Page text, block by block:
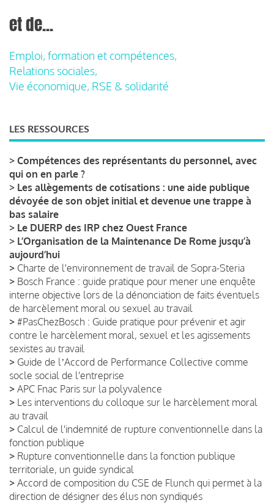
et de...
Emploi, formation et compétences,
Relations sociales,
Vie économique, RSE & solidarité
LES RESSOURCES
> Compétences des représentants du personnel, avec
qui on en parle ?
> Les allègements de cotisations : une aide publique
dévoyée de son objet initial et devenue une trappe à
bas salaire
> Le DUERP des IRP chez Ouest France
> L’Organisation de la Maintenance De Rome jusqu’à
aujourd’hui
> Charte de l'environnement de travail de Sopra-Steria
> Bosch France : guide pratique pour mener une enquête
interne objective lors de la dénonciation de faits éventuels
de harcèlement moral ou sexuel au travail
> #PasChezBosch : Guide pratique pour prévenir et agir
contre le harcèlement moral, sexuel et les agissements
sexistes au travail
> Guide de lʼAccord de Performance Collective comme
socle social de l'entreprise
> APC Fnac Paris sur la polyvalence
> Les interventions du colloque sur le harcèlement moral
au travail
> Calcul de l'indemnité de rupture conventionnelle dans la
fonction publique
> Rupture conventionnelle dans la fonction publique
territoriale, un guide syndical
> Accord de composition du CSE de Flunch qui permet à la
direction de désigner des élus non syndiqués